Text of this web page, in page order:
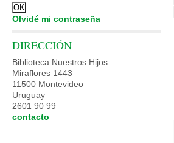
Olvidé mi contraseña
DIRECCIÓN
Biblioteca Nuestros Hijos
Miraflores 1443
11500 Montevideo
Uruguay
2601 90 99
contacto